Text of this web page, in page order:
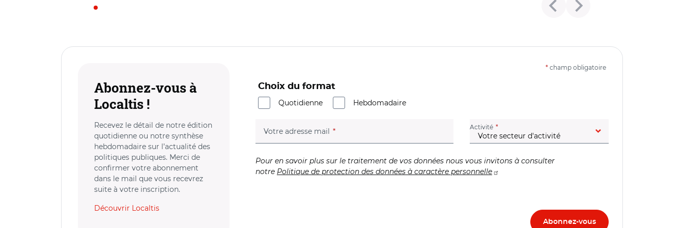
Abonnez-vous à
Localtis !
Recevez le détail de notre édition
quotidienne ou notre synthèse
hebdomadaire sur l’actualité des
politiques publiques. Merci de
confirmer votre abonnement
dans le mail que vous recevrez
suite à votre inscription.
Découvrir Localtis
* champ obligatoire
Choix du format
Quotidienne
Hebdomadaire
Votre adresse mail (champ obligatoire) Activité (champ obligatoire)
Pour en savoir plus sur le traitement de vos données nous vous invitons à consulter
notre Politique de protection des données à caractère personnelle